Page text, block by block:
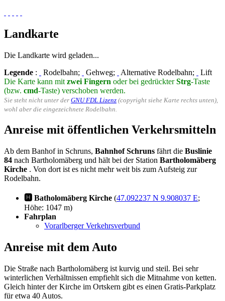
Landkarte
Die Landkarte wird geladen...
Legende : Rodelbahn; Gehweg; Alternative Rodelbahn;
Lift
Die Karte kann mit zwei Fingern oder bei gedrückterStrg-Taste
(bzw. cmd-Taste) verschoben werden.
Sie steht nicht unter der GNU FDL Lizenz (copyright siehe Karte rechts unten),
wohl aber die eingezeichnete Rodelbahn.
Anreise mit öffentlichen Verkehrsmitteln
Ab dem Banhof in Schruns, Bahnhof Schruns fährt die Buslinie
84 nach Bartholomäberg und hält bei der Station Bartholomäberg
Kirche . Von dort ist es nicht mehr weit bis zum Aufsteig zur
Rodelbahn.
🅷 Batholomäberg Kirche (47.092237 N 9.908037 E;
Höhe: 1047 m)
Fahrplan
Vorarlberger Verkehrsverbund
Anreise mit dem Auto
Die Straße nach Bartholomäberg ist kurvig und steil. Bei sehr
winterlichen Verhältnissen empfiehlt sich die Mitnahme von ketten.
Gleich hinter der Kirche im Ortskern gibt es einen Gratis-Parkplatz
für etwa 40 Autos.